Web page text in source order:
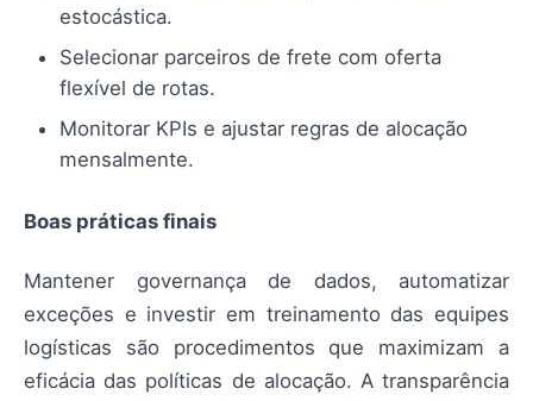
estocástica.
Selecionar parceiros de frete com oferta
flexível de rotas.
Monitorar KPIs e ajustar regras de alocação
mensalmente.
Boas práticas finais
Mantener governança de dados, automatizar
exceções e investir em treinamento das equipes
logísticas são procedimentos que maximizam a
eficácia das políticas de alocação. A transparência